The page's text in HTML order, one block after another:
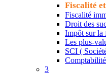
Fiscalité
Fiscalité
Droit des
Impôt sur la
Les plus-
SCI (
3